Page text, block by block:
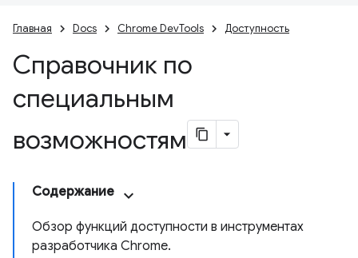
Главная Docs Chrome DevTools Доступность
Справочник по
специальным
возможностям
Содержание
Обзор функций доступности в инструментах
разработчика Chrome.